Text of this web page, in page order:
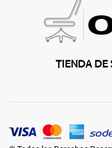
TIENDA DE